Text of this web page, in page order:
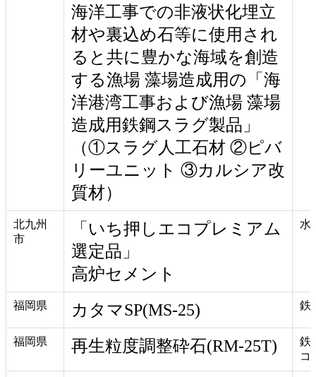
海洋工事での非液状化埋立
材や裏込め石等に使用され
ると共に豊かな海域を創造
する漁場 藻場造成用の「海
洋港湾工事および漁場 藻場
造成用鉄鋼スラグ製品」
（①スラグ人工石材 ②ピバ
リーユニット ③カルシア改
質材）
北九州
市
「いち押しエコプレミアム
選定品」
高炉セメント
水
福岡県 カタマSP(MS-25) 鉄
福岡県 再生粒度調整砕石(RM-25T)
鉄
コ